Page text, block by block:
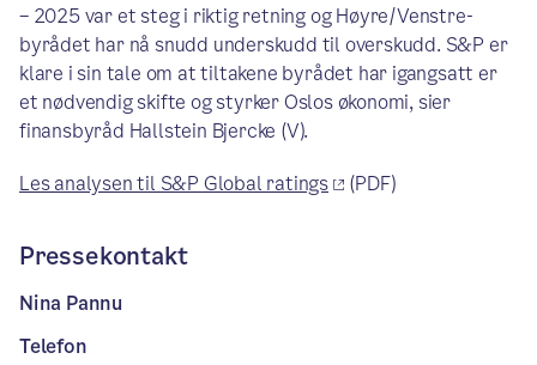
– 2025 var et steg i riktig retning og Høyre/Venstre-
byrådet har nå snudd underskudd til overskudd. S&P er
klare i sin tale om at tiltakene byrådet har igangsatt er
et nødvendig skifte og styrker Oslos økonomi, sier
finansbyråd Hallstein Bjercke (V).
Les analysen til S&P Global ratings
(PDF)
Pressekontakt
Nina Pannu
Telefon